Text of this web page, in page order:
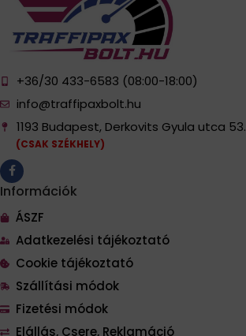
+36/30 433-6583 (08:00-18:00)
info@traffipaxbolt.hu
1193 Budapest, Derkovits Gyula utca 53.
(CSAK SZÉKHELY)
Információk
ÁSZF
Adatkezelési tájékoztató
Cookie tájékoztató
Szállítási módok
Fizetési módok
Elállás, Csere, Reklamáció